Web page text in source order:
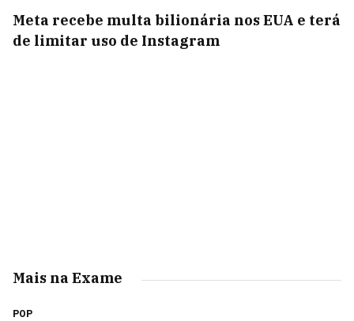
Meta recebe multa bilionária nos EUA e terá
de limitar uso de Instagram
Mais na Exame
POP